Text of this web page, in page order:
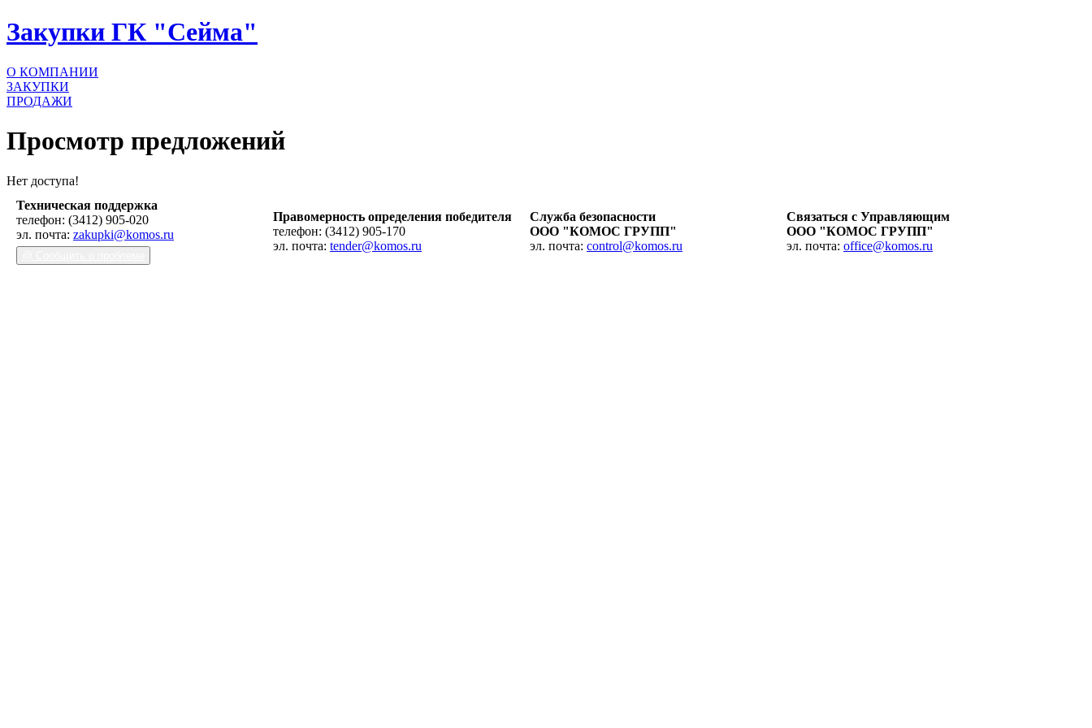
Закупки ГК "Сейма"
О КОМПАНИИ
ЗАКУПКИ
ПРОДАЖИ
Просмотр предложений
Нет доступа!
Техническая поддержка
телефон: (3412) 905-020
эл. почта: zakupki@komos.ru
Правомерность определения победителя
телефон: (3412) 905-170
эл. почта: tender@komos.ru
Служба безопасности
ООО "КОМОС ГРУПП"
эл. почта: control@komos.ru
Связаться с Управляющим
ООО "КОМОС ГРУПП"
эл. почта: office@komos.ru